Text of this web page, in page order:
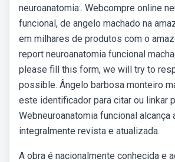
neuroanatomia:. Webcompre online
funcional, de angelo machado na
em milhares de produtos com o
report neuroanatomia funcional
please fill this form, we will try to
possible. Ângelo barbosa monteiro
este identificador para citar ou linkar
Webneuroanatomia funcional alcança
integralmente revista e atualizada.
A obra é nacionalmente conhecida e